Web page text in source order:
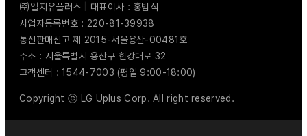
㈜엘지유플러스
대표이사 : 홍범식
사업자등록번호 : 220-81-39938
통신판매신고 제 2015-서울용산-00481호
주소 : 서울특별시 용산구 한강대로 32
고객센터 : 1544-7003 (평일 9:00-18:00)
Copyright ⓒ LG Uplus Corp. All right reserved.